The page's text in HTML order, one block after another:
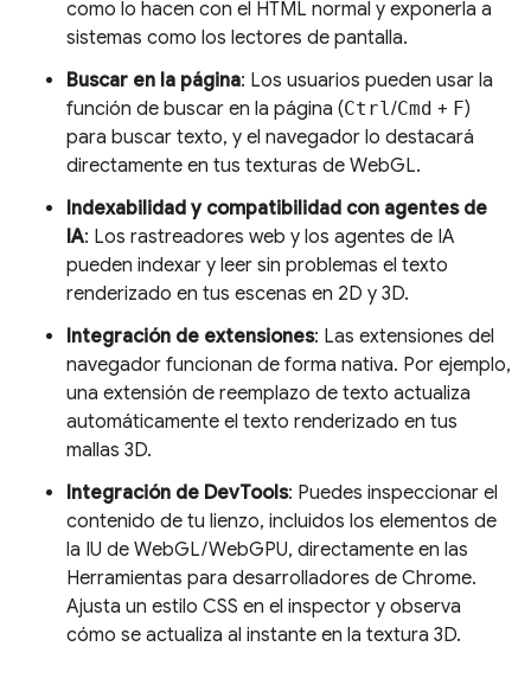
como lo hacen con el HTML normal y exponerla a
sistemas como los lectores de pantalla.
Buscar en la página: Los usuarios pueden usar la
función de buscar en la página (Ctrl/Cmd + F)
para buscar texto, y el navegador lo destacará
directamente en tus texturas de WebGL.
Indexabilidad y compatibilidad con agentes de
IA: Los rastreadores web y los agentes de IA
pueden indexar y leer sin problemas el texto
renderizado en tus escenas en 2D y 3D.
Integración de extensiones: Las extensiones del
navegador funcionan de forma nativa. Por ejemplo,
una extensión de reemplazo de texto actualiza
automáticamente el texto renderizado en tus
mallas 3D.
Integración de DevTools: Puedes inspeccionar el
contenido de tu lienzo, incluidos los elementos de
la IU de WebGL/WebGPU, directamente en las
Herramientas para desarrolladores de Chrome.
Ajusta un estilo CSS en el inspector y observa
cómo se actualiza al instante en la textura 3D.